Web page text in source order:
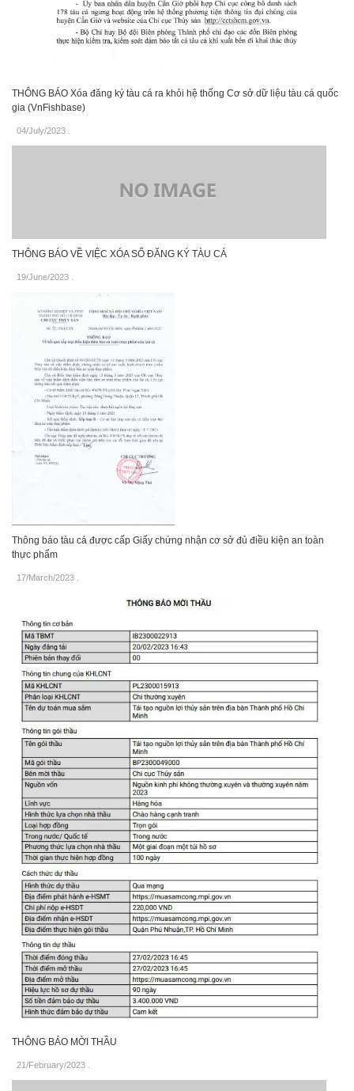
THÔNG BÁO Xóa đăng ký tàu cá ra khỏi hệ thống Cơ sở dữ liệu tàu cá quốc
gia (VnFishbase)
04/July/2023
THÔNG BÁO VỀ VIỆC XÓA SỐ ĐĂNG KÝ TÀU CÁ
19/June/2023
Thông báo tàu cá được cấp Giấy chứng nhận cơ sở đủ điều kiện an toàn
thực phẩm
17/March/2023
THÔNG BÁO MỜI THẦU
21/February/2023